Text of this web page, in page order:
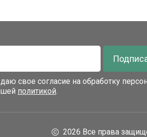
свое согласие на обработку
политикой.
2026 Все права